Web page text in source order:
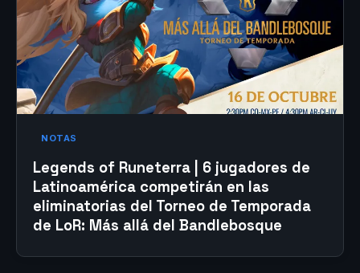
NOTAS
Legends of Runeterra | 6 jugadores de
Latinoamérica competirán en las
eliminatorias del Torneo de Temporada
de LoR: Más allá del Bandlebosque